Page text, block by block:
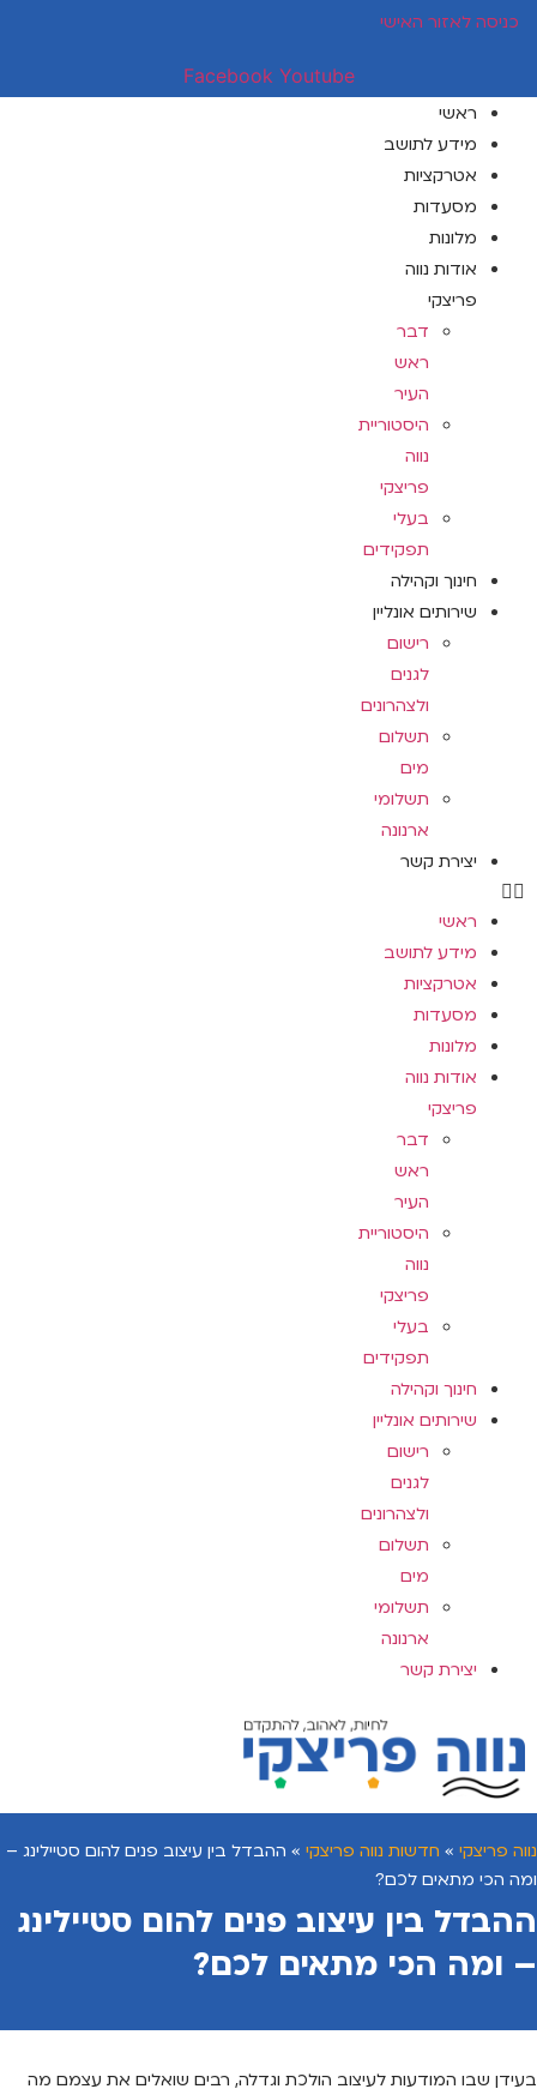
דלגכניסה לאזור האישי
Facebook Youtube
ראשי
מידע לתושב
אטרקציות
מסעדות
מלונות
אודות נווה
פריצקי
דבר
ראש
העיר
היסטוריית
נווה
פריצקי
בעלי
תפקידים
חינוך וקהילה
שירותים אונליין
רישום
לגנים
ולצהרונים
תשלום
מים
תשלומי
ארנונה
יצירת קשר
ראשי
מידע לתושב
אטרקציות
מסעדות
מלונות
אודות נווה
פריצקי
דבר
ראש
העיר
היסטוריית
נווה
פריצקי
בעלי
תפקידים
חינוך וקהילה
שירותים אונליין
רישום
לגנים
ולצהרונים
תשלום
מים
תשלומי
ארנונה
יצירת קשר
נווה פריצקי » חדשות נווה פריצקי » ההבדל בין עיצוב פנים להום סטיילינג –
ומה הכי מתאים לכם?
ההבדל בין עיצוב פנים להום סטיילינג
– ומה הכי מתאים לכם?
בעידן שבו המודעות לעיצוב הולכת וגדלה, רבים שואלים את עצמם מה